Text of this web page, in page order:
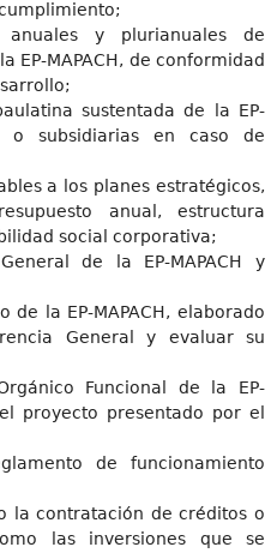
anuales y plurianuales de
EP-MAPACH, de conformidad
sustentada de la EP-
o subsidiarias en caso de
a los planes estratégicos,
anual, estructura
social corporativa;
de la EP-MAPACH y
de la EP-MAPACH, elaborado
General y evaluar su
Funcional de la EP-
proyecto presentado por el
de funcionamiento
la contratación de créditos o
las inversiones que se